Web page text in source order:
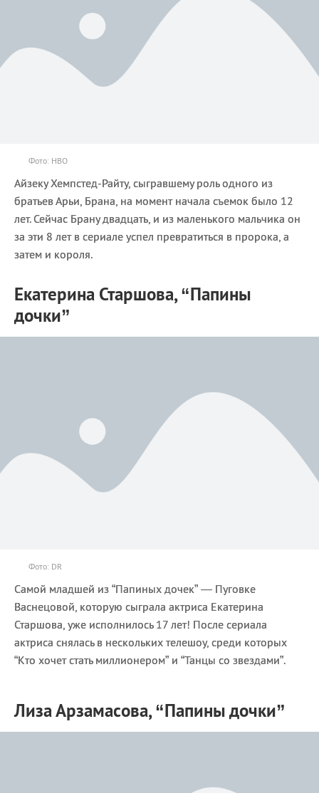
Фото: HBO
Айзеку Хемпстед-Райту, сыгравшему роль одного из
братьев Арьи, Брана, на момент начала съемок было 12
лет. Сейчас Брану двадцать, и из маленького мальчика он
за эти 8 лет в сериале успел превратиться в пророка, а
затем и короля.
Екатерина Старшова, “Папины
дочки”
Фото: DR
Самой младшей из “Папиных дочек” — Пуговке
Васнецовой, которую сыграла актриса Екатерина
Старшова, уже исполнилось 17 лет! После сериала
актриса снялась в нескольких телешоу, среди которых
“Кто хочет стать миллионером” и “Танцы со звездами”.
Лиза Арзамасова, “Папины дочки”